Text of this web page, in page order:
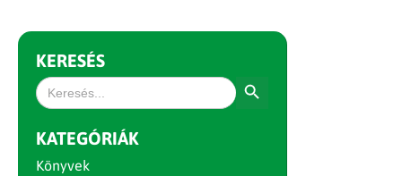
KERESÉS
Search
for:
KATEGÓRIÁK
Könyvek